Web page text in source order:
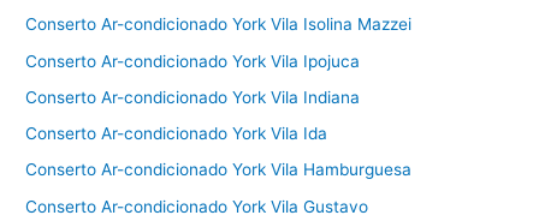
Conserto Ar-condicionado York Vila Isolina Mazzei
Conserto Ar-condicionado York Vila Ipojuca
Conserto Ar-condicionado York Vila Indiana
Conserto Ar-condicionado York Vila Ida
Conserto Ar-condicionado York Vila Hamburguesa
Conserto Ar-condicionado York Vila Gustavo